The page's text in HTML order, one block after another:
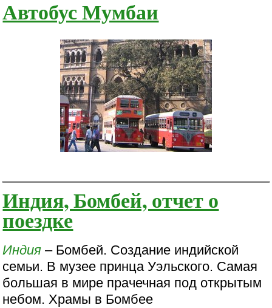
Автобус Мумбаи
Индия, Бомбей, отчет о
поездке
Индия – Бомбей. Создание индийской
семьи. В музее принца Уэльского. Самая
большая в мире прачечная под открытым
небом. Храмы в Бомбее